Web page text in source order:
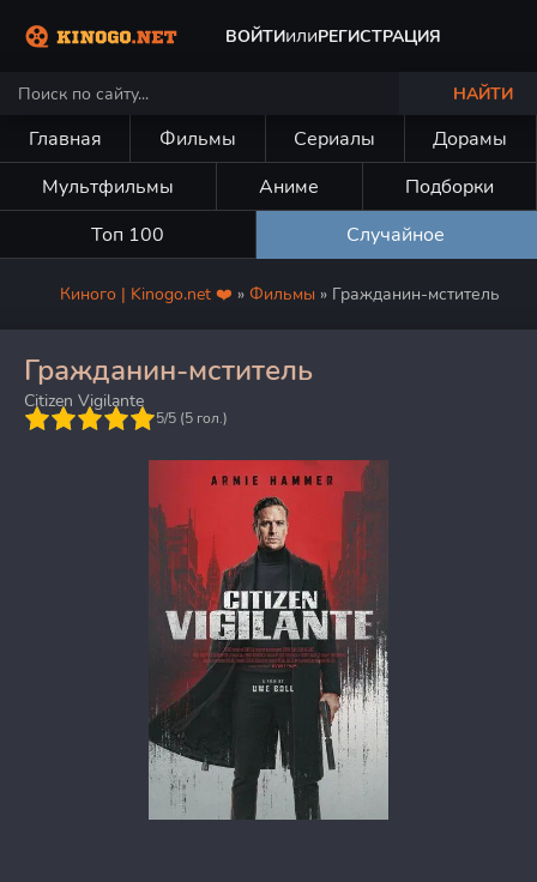
ВОЙТИилиРЕГИСТРАЦИЯ
НАЙТИ
Главная Фильмы Сериалы
Дорамы
Мультфильмы
Аниме
Подборки
Топ 100
Случайное
Киного | Kinogo.net ❤️ » Фильмы » Гражданин-мститель
Гражданин-мститель
Citizen Vigilante
5/5 (5 гол.)